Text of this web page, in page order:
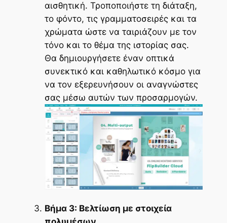
αισθητική. Τροποποιήστε τη διάταξη,
το φόντο, τις γραμματοσειρές και τα
χρώματα ώστε να ταιριάζουν με τον
τόνο και το θέμα της ιστορίας σας.
Θα δημιουργήσετε έναν οπτικά
συνεκτικό και καθηλωτικό κόσμο για
να τον εξερευνήσουν οι αναγνώστες
σας μέσω αυτών των προσαρμογών.
Βήμα 3: Βελτίωση με στοιχεία